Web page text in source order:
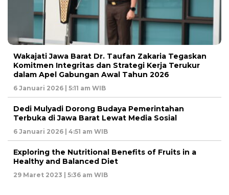
Wakajati Jawa Barat Dr. Taufan Zakaria Tegaskan
Komitmen Integritas dan Strategi Kerja Terukur
dalam Apel Gabungan Awal Tahun 2026
6 Januari 2026 | 5:11 am WIB
Dedi Mulyadi Dorong Budaya Pemerintahan
Terbuka di Jawa Barat Lewat Media Sosial
6 Januari 2026 | 4:51 am WIB
Exploring the Nutritional Benefits of Fruits in a
Healthy and Balanced Diet
29 Maret 2023 | 5:36 am WIB